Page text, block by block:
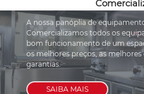
A nossa panóplia de
Comercializamos todos os
bom funcionamento de um
os melhores preços, as
garantias.
SAIBA MAIS